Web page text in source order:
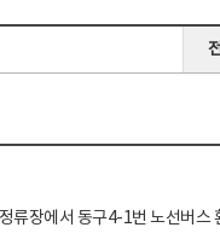
장에서 동구4-1번 노선버